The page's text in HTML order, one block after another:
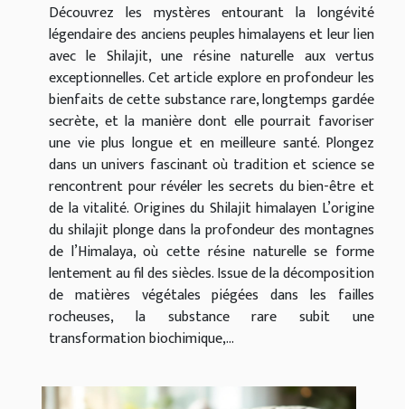
Découvrez les mystères entourant la longévité
légendaire des anciens peuples himalayens et leur lien
avec le Shilajit, une résine naturelle aux vertus
exceptionnelles. Cet article explore en profondeur les
bienfaits de cette substance rare, longtemps gardée
secrète, et la manière dont elle pourrait favoriser
une vie plus longue et en meilleure santé. Plongez
dans un univers fascinant où tradition et science se
rencontrent pour révéler les secrets du bien-être et
de la vitalité. Origines du Shilajit himalayen L’origine
du shilajit plonge dans la profondeur des montagnes
de l’Himalaya, où cette résine naturelle se forme
lentement au fil des siècles. Issue de la décomposition
de matières végétales piégées dans les failles
rocheuses, la substance rare subit une
transformation biochimique,...